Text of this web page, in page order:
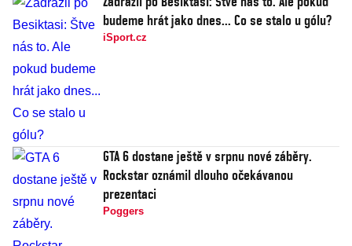
budeme hrát jako dnes... Co se stalo u gólu?
iSport.cz
GTA 6 dostane ještě v srpnu nové záběry.
Rockstar oznámil dlouho očekávanou
prezentaci
Poggers